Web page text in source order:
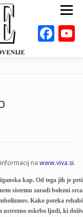
Meni
ŽIVILA
na www.viva.si.
kap. Od tega jih je
sistemu zaradi bolezni
Kako poteka
ustrezno oskrbo ljudi, ki